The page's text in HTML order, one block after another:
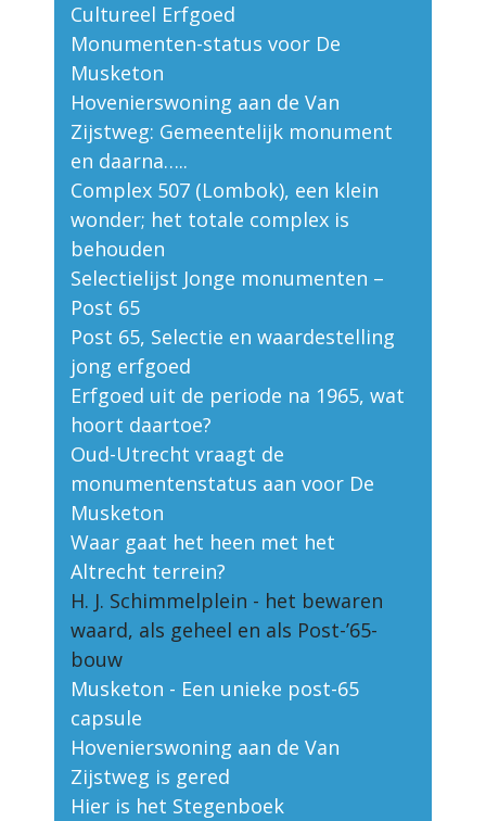
Cultureel Erfgoed
Monumenten-status voor De
Musketon
Hovenierswoning aan de Van
Zijstweg: Gemeentelijk monument
en daarna…..
Complex 507 (Lombok), een klein
wonder; het totale complex is
behouden
Selectielijst Jonge monumenten –
Post 65
Post 65, Selectie en waardestelling
jong erfgoed
Erfgoed uit de periode na 1965, wat
hoort daartoe?
Oud-Utrecht vraagt de
monumentenstatus aan voor De
Musketon
Waar gaat het heen met het
Altrecht terrein?
H. J. Schimmelplein - het bewaren
waard, als geheel en als Post-’65-
bouw
Musketon - Een unieke post-65
capsule
Hovenierswoning aan de Van
Zijstweg is gered
Hier is het Stegenboek